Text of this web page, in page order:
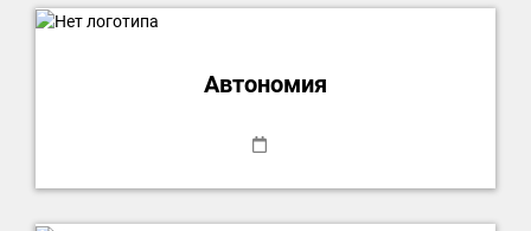
Автономия